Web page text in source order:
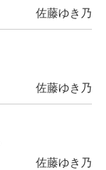
佐藤ゆき乃
佐藤ゆき乃
佐藤ゆき乃